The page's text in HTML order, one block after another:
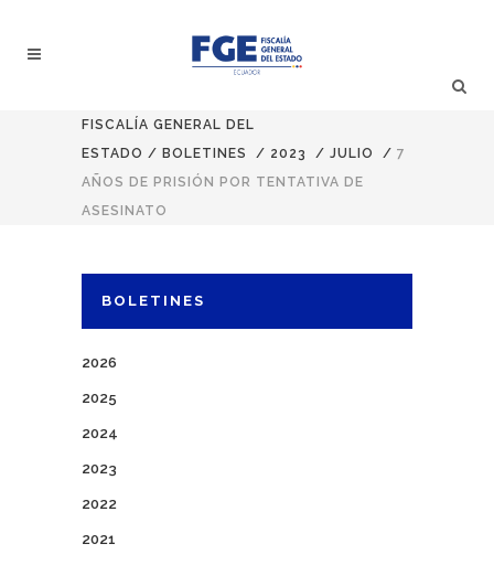
FISCALÍA GENERAL DEL
ESTADO / BOLETINES / 2023 / JULIO / 7
AÑOS DE PRISIÓN POR TENTATIVA DE
ASESINATO
BOLETINES
2026
2025
2024
2023
2022
2021